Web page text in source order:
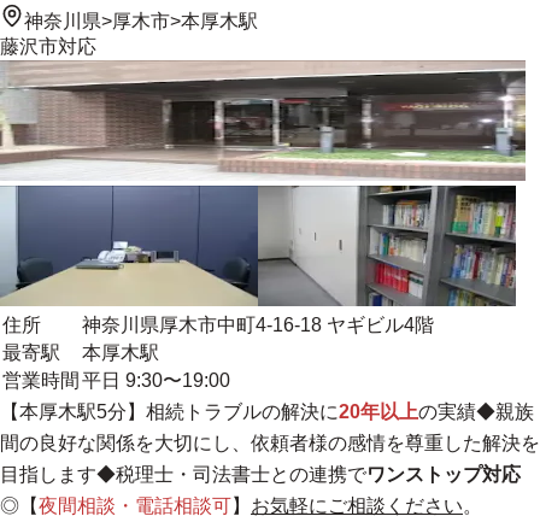
神奈川県>厚木市>本厚木駅
藤沢市対応
住所
神奈川県厚木市中町4-16-18 ヤギビル4階
最寄駅
本厚木駅
営業時間 平日 9:30〜19:00
【本厚木駅5分】相続トラブルの解決に20年以上の実績◆親族
間の良好な関係を大切にし、依頼者様の感情を尊重した解決を
目指します◆税理士・司法書士との連携でワンストップ対応
◎【夜間相談・電話相談可】 お気軽にご相談ください。